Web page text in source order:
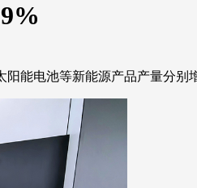
电池等新能源产品产量分别增